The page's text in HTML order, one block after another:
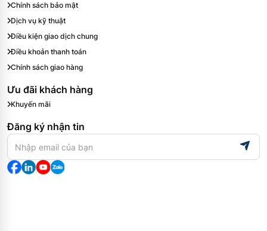
Chính sách bảo mật
Dịch vụ kỹ thuật
Điều kiện giao dịch chung
Điều khoản thanh toán
Chính sách giao hàng
Ưu đãi khách hàng
Khuyến mãi
Đăng ký nhận tin